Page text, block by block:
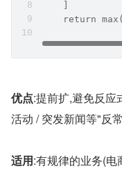
return
优点:提前扩,避免反应
活动 / 突发新闻等"反
适用:有规律的业务(电